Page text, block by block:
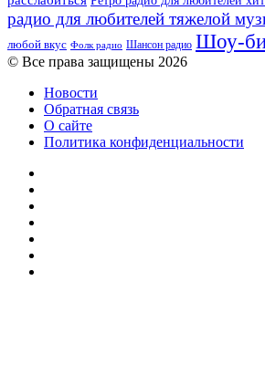
радио для любителей тяжелой
любой вкус Фолк радио Шансон радио Шоу-
© Все права защищены 2026
Новости
Обратная связь
О сайте
Политика конфиденциальности